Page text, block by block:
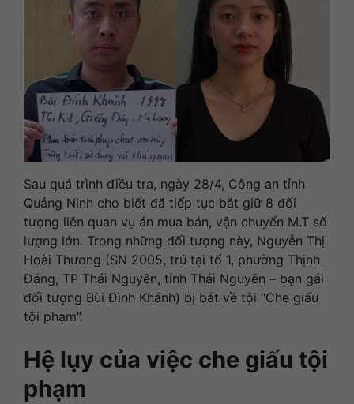
Sau quá trình điều tra, ngày 28/4, Công an tỉnh
Quảng Ninh cho biết đã tiếp tục bắt giữ 8 đối
tượng liên quan vụ án mua bán, vận chuyển M.T số
lượng lớn. Trong những đối tượng này, Nguyễn Thị
Hoài Thương (SN 2005, trú tại tổ 1, phường Thịnh
Đáng, TP Thái Nguyên, tỉnh Thái Nguyên – bạn gái
đối tượng Bùi Đình Khánh) bị bắt về tội “Che giấu
tội phạm”.
Hệ lụy của việc che giấu tội
phạm